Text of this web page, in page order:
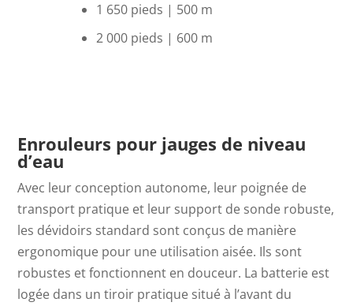
1 650 pieds | 500 m
2 000 pieds | 600 m
Enrouleurs pour jauges de niveau
d’eau
Avec leur conception autonome, leur poignée de
transport pratique et leur support de sonde robuste,
les dévidoirs standard sont conçus de manière
ergonomique pour une utilisation aisée. Ils sont
robustes et fonctionnent en douceur. La batterie est
logée dans un tiroir pratique situé à l’avant du